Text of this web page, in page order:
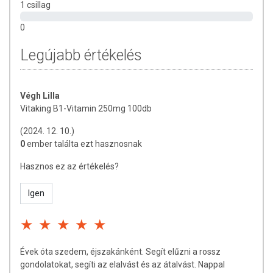
Folyamatos szedése esetén C-vitamin hiányt okozhat, tehát
legjobb hasznosulásáért érdemes odafigyelni a B-vitamin többi
Napi ajánlott mennyiség:
ÖSSZETEVŐK
Tiamin-mononitrát, csomósodást gátló anyagok:
mikrokristályos cellulóz, szilícium-dioxid, zsírsavak
foszfát, emulgeálószerek: térhálós nátrium-karboxi-metil-
alkohol, habzást gátló: zsírsavak.
beviteli referenciaérték 22.770%-át bevihetjük.
TOVÁBBI TUDNIVALÓK
1 csillag
0
Legújabb értékelés
Végh Lilla
Vitaking B1-Vitamin 250mg 100db
(2024. 12. 10.)
0ember találta ezt hasznosnak
Hasznos ez az értékelés?
Igen
Évek óta szedem, éjszakánként. Segít elűzni a rossz
gondolatokat, segíti az elalvást és az átalvást. Nappal